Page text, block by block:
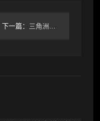
下一篇： 三角洲行动【三角洲行动】高性价比平民神器第二期！花小钱办大事